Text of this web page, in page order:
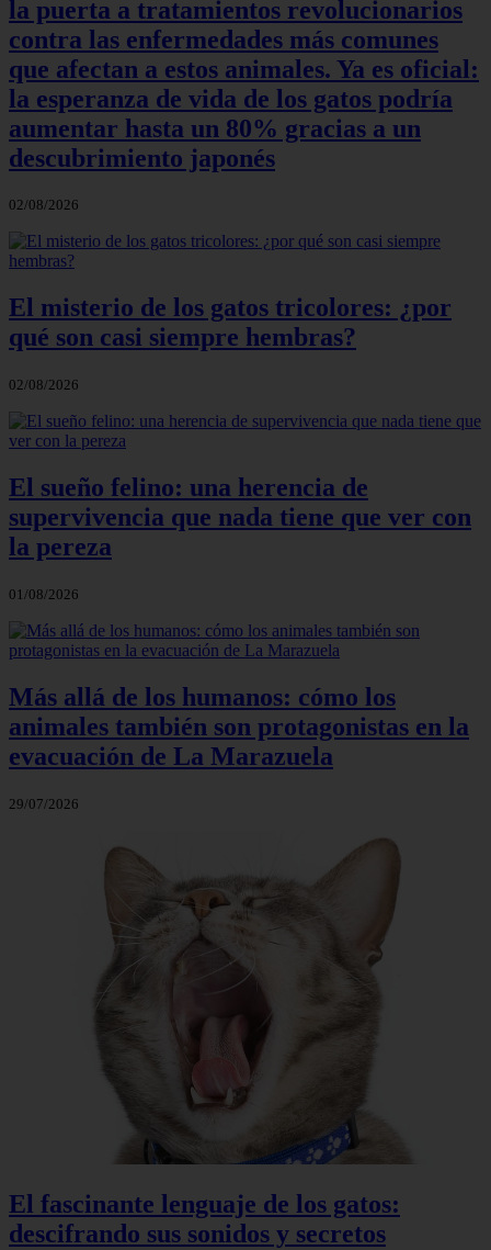
la puerta a tratamientos revolucionarios
contra las enfermedades más comunes
que afectan a estos animales. Ya es oficial:
la esperanza de vida de los gatos podría
aumentar hasta un 80% gracias a un
descubrimiento japonés
02/08/2026
El misterio de los gatos tricolores: ¿por
qué son casi siempre hembras?
02/08/2026
El sueño felino: una herencia de
supervivencia que nada tiene que ver con
la pereza
01/08/2026
Más allá de los humanos: cómo los
animales también son protagonistas en la
evacuación de La Marazuela
29/07/2026
El fascinante lenguaje de los gatos:
descifrando sus sonidos y secretos